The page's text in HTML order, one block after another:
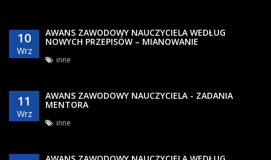
10
Wrz
AWANS ZAWODOWY NAUCZYCIELA WEDŁUG
NOWYCH PRZEPISÓW – MIANOWANIE
inne
11
Wrz
AWANS ZAWODOWY NAUCZYCIELA - ZADANIA
MENTORA
inne